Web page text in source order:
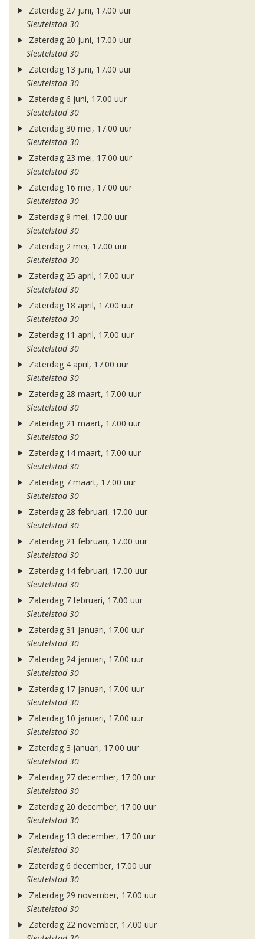
Zaterdag 27 juni, 17.00 uur
Sleutelstad 30
Zaterdag 20 juni, 17.00 uur
Sleutelstad 30
Zaterdag 13 juni, 17.00 uur
Sleutelstad 30
Zaterdag 6 juni, 17.00 uur
Sleutelstad 30
Zaterdag 30 mei, 17.00 uur
Sleutelstad 30
Zaterdag 23 mei, 17.00 uur
Sleutelstad 30
Zaterdag 16 mei, 17.00 uur
Sleutelstad 30
Zaterdag 9 mei, 17.00 uur
Sleutelstad 30
Zaterdag 2 mei, 17.00 uur
Sleutelstad 30
Zaterdag 25 april, 17.00 uur
Sleutelstad 30
Zaterdag 18 april, 17.00 uur
Sleutelstad 30
Zaterdag 11 april, 17.00 uur
Sleutelstad 30
Zaterdag 4 april, 17.00 uur
Sleutelstad 30
Zaterdag 28 maart, 17.00 uur
Sleutelstad 30
Zaterdag 21 maart, 17.00 uur
Sleutelstad 30
Zaterdag 14 maart, 17.00 uur
Sleutelstad 30
Zaterdag 7 maart, 17.00 uur
Sleutelstad 30
Zaterdag 28 februari, 17.00 uur
Sleutelstad 30
Zaterdag 21 februari, 17.00 uur
Sleutelstad 30
Zaterdag 14 februari, 17.00 uur
Sleutelstad 30
Zaterdag 7 februari, 17.00 uur
Sleutelstad 30
Zaterdag 31 januari, 17.00 uur
Sleutelstad 30
Zaterdag 24 januari, 17.00 uur
Sleutelstad 30
Zaterdag 17 januari, 17.00 uur
Sleutelstad 30
Zaterdag 10 januari, 17.00 uur
Sleutelstad 30
Zaterdag 3 januari, 17.00 uur
Sleutelstad 30
Zaterdag 27 december, 17.00 uur
Sleutelstad 30
Zaterdag 20 december, 17.00 uur
Sleutelstad 30
Zaterdag 13 december, 17.00 uur
Sleutelstad 30
Zaterdag 6 december, 17.00 uur
Sleutelstad 30
Zaterdag 29 november, 17.00 uur
Sleutelstad 30
Zaterdag 22 november, 17.00 uur